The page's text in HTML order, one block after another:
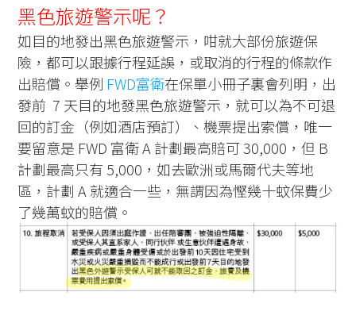
黑色旅遊警示呢？
如目的地發出黑色旅遊警示，咁就大部份旅遊保
險，都可以跟據行程延誤，或取消的行程的條款作
出賠償。舉例 FWD富衛在保單小冊子裏會列明，出
發前 7 天目的地發黑色旅遊警示，就可以為不可退
回的訂金（例如酒店預訂）、機票提出索償，唯一
要留意是 FWD 富衛 A 計劃最高賠可 30,000，但 B
計劃最高只有 5,000，如去歐洲或馬爾代夫等地
區，計劃 A 就適合一些，無謂因為慳幾十蚊保費少
了幾萬蚊的賠償。